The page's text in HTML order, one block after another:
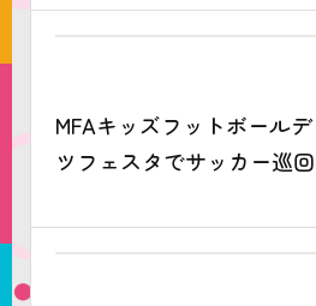
MFAキッズフットボール
ツフェスタでサッカー巡